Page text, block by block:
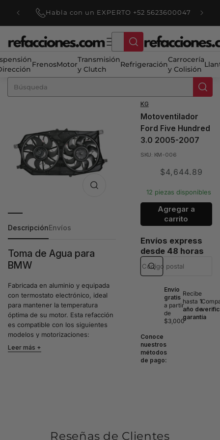
directamente
al contenido
Habla con un EXPERTO +52 5623600047
FrenosMotor
Transmisión
y Clutch
Refrigeración
Carrocería
y Colisión
DescripciónEnvíos
Toma de Agua para
BMW
Fabricada en aluminio y equipada
con termostato electrónico, ideal
para mantener la temperatura
óptima de su motor. Esta refacción
es compatible con los siguientes
modelos y motorizaciones:
BMW 545i 4.4 V8 (2004-
2005)
Leer más
KG
Motoventilador
Ford Five Hundred
3.0 2005-2007
SKU: KM-006
Translation
$4,644.89
12 piezas disponibles
Agregar a
carrito
Envíos express
desde 48 horas
Envío
gratis
a partir
de
$3,000
Recibe
hasta 1
año de
garantía
Conoce
nuestros
métodos
de pago:
Reseñas de Clientes